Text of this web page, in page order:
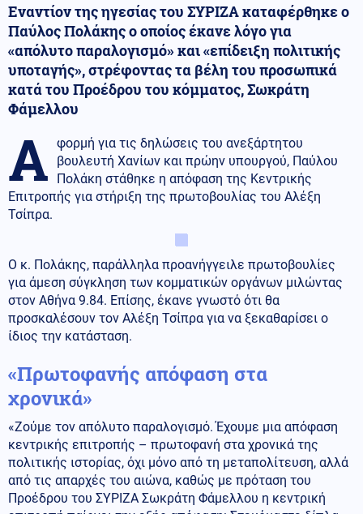
Εναντίον της ηγεσίας του ΣΥΡΙΖΑ καταφέρθηκε ο
Παύλος Πολάκης ο οποίος έκανε λόγο για
«απόλυτο παραλογισμό» και «επίδειξη πολιτικής
υποταγής», στρέφοντας τα βέλη του προσωπικά
κατά του Προέδρου του κόμματος, Σωκράτη
Φάμελλου
Α φορμή για τις δηλώσεις του ανεξάρτητου
βουλευτή Χανίων και πρώην υπουργού, Παύλου
Πολάκη στάθηκε η απόφαση της Κεντρικής
Επιτροπής για στήριξη της πρωτοβουλίας του Αλέξη
Τσίπρα.
Ο κ. Πολάκης, παράλληλα προανήγγειλε πρωτοβουλίες
για άμεση σύγκληση των κομματικών οργάνων μιλώντας
στον Αθήνα 9.84. Επίσης, έκανε γνωστό ότι θα
προσκαλέσουν τον Αλέξη Τσίπρα για να ξεκαθαρίσει ο
ίδιος την κατάσταση.
«Πρωτοφανής απόφαση στα
χρονικά»
«Ζούμε τον απόλυτο παραλογισμό. Έχουμε μια απόφαση
κεντρικής επιτροπής – πρωτοφανή στα χρονικά της
πολιτικής ιστορίας, όχι μόνο από τη μεταπολίτευση, αλλά
από τις απαρχές του αιώνα, καθώς με πρόταση του
Προέδρου του ΣΥΡΙΖΑ Σωκράτη Φάμελλου η κεντρική